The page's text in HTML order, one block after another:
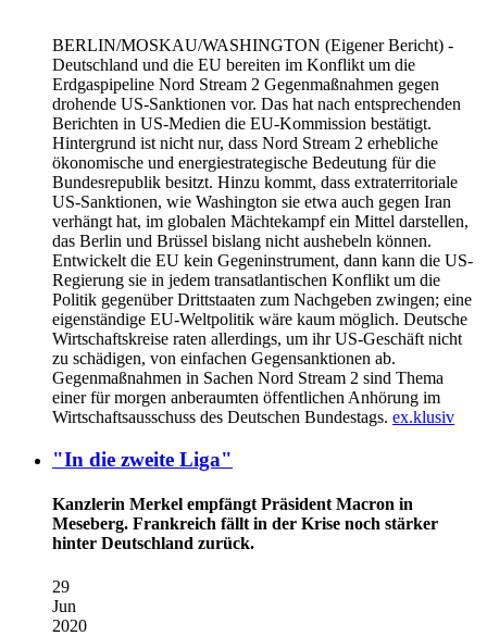
BERLIN/MOSKAU/WASHINGTON (Eigener Bericht) -
Deutschland und die EU bereiten im Konflikt um die
Erdgaspipeline Nord Stream 2 Gegenmaßnahmen gegen
drohende US-Sanktionen vor. Das hat nach entsprechenden
Berichten in US-Medien die EU-Kommission bestätigt.
Hintergrund ist nicht nur, dass Nord Stream 2 erhebliche
ökonomische und energiestrategische Bedeutung für die
Bundesrepublik besitzt. Hinzu kommt, dass extraterritoriale
US-Sanktionen, wie Washington sie etwa auch gegen Iran
verhängt hat, im globalen Mächtekampf ein Mittel darstellen,
das Berlin und Brüssel bislang nicht aushebeln können.
Entwickelt die EU kein Gegeninstrument, dann kann die US-
Regierung sie in jedem transatlantischen Konflikt um die
Politik gegenüber Drittstaaten zum Nachgeben zwingen; eine
eigenständige EU-Weltpolitik wäre kaum möglich. Deutsche
Wirtschaftskreise raten allerdings, um ihr US-Geschäft nicht
zu schädigen, von einfachen Gegensanktionen ab.
Gegenmaßnahmen in Sachen Nord Stream 2 sind Thema
einer für morgen anberaumten öffentlichen Anhörung im
Wirtschaftsausschuss des Deutschen Bundestags. ex.klusiv
"In die zweite Liga"
Kanzlerin Merkel empfängt Präsident Macron in
Meseberg. Frankreich fällt in der Krise noch stärker
hinter Deutschland zurück.
29
Jun
2020